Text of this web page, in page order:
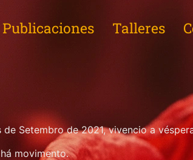
Publicaciones Talleres
Setembro de 2021, vivencio a
movimento.